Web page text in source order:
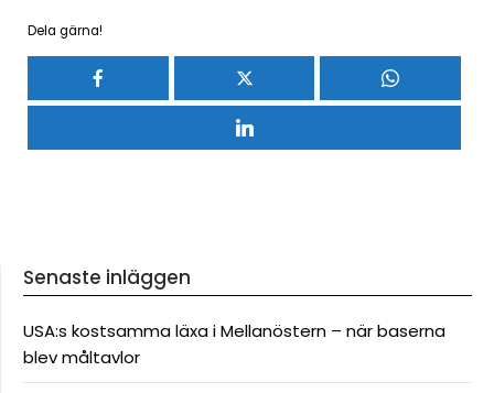
Dela gärna!
Senaste inläggen
USA:s kostsamma läxa i Mellanöstern – när baserna
blev måltavlor